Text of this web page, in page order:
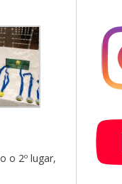
o 2º lugar,